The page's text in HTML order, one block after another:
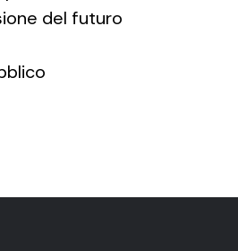
del futuro